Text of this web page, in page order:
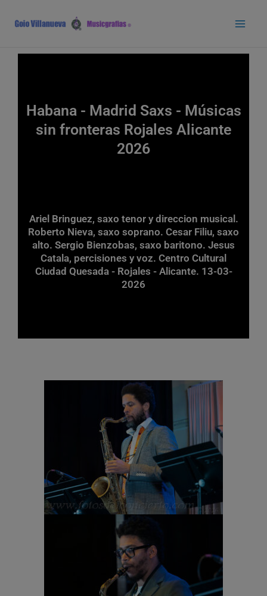
contenido
Habana - Madrid Saxs - Músicas
sin fronteras Rojales Alicante
2026
Ariel Bringuez, saxo tenor y direccion musical.
Roberto Nieva, saxo soprano. Cesar Filiu, saxo
alto. Sergio Bienzobas, saxo baritono. Jesus
Catala, percisiones y voz. Centro Cultural
Ciudad Quesada - Rojales - Alicante. 13-03-
2026